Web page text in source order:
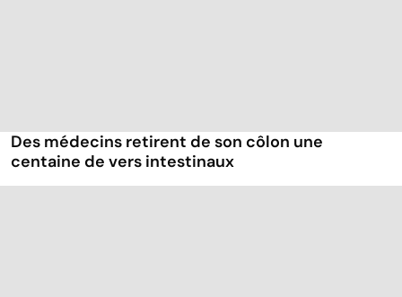
Des médecins retirent de son côlon une
centaine de vers intestinaux